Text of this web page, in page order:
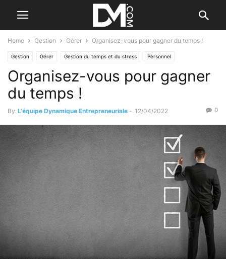
Home Gestion Gérer Organisez-vous pour gagner du temps !
Gestion Gérer Gestion du temps et du stress Personnel
Organisez-vous pour gagner
du temps !
By L'équipe Dynamique Entrepreneuriale - 12/04/2022 0